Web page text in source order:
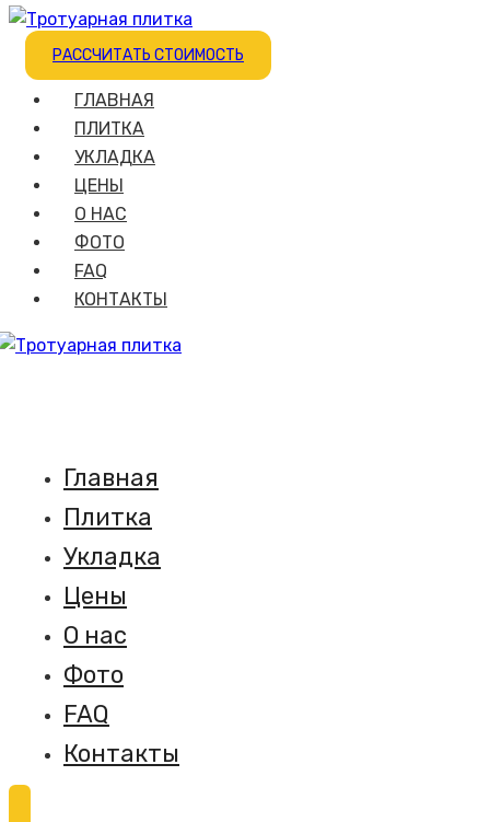
РАССЧИТАТЬ СТОИМОСТЬ
ГЛАВНАЯ
ПЛИТКА
УКЛАДКА
ЦЕНЫ
О НАС
ФОТО
FAQ
КОНТАКТЫ
Главная
Плитка
Укладка
Цены
О нас
Фото
FAQ
Контакты